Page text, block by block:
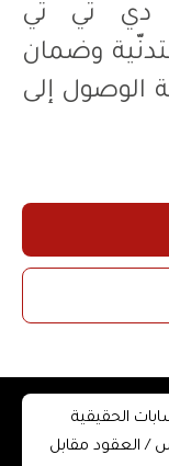
دي تي تي
وضمان
وإمكانية الوصول إلى
الحقيقية
/ العقود مقابل